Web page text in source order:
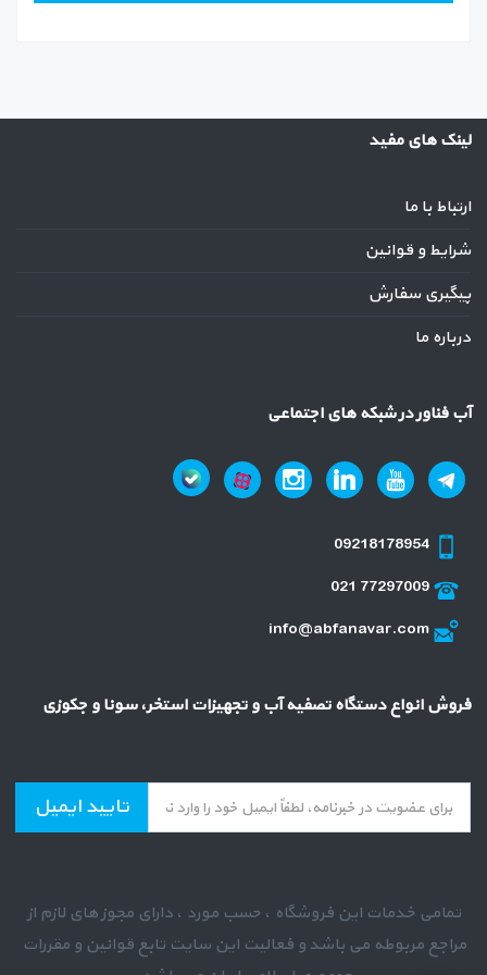
لینک های مفید
ارتباط با ما
شرایط و قوانین
پیگیری سفارش
درباره ما
آب فناور در شبکه های اجتماعی
09218178954
021 77297009
info@abfanavar.com
فروش انواع دستگاه تصفیه آب و تجهیزات استخر، سونا و جکوزی
تایید ایمیل
تمامی خدمات این فروشگاه ، حسب مورد ، دارای مجوز های لازم از
مراجع مربوطه می باشد و فعالیت این سایت تابع قوانین و مقررات